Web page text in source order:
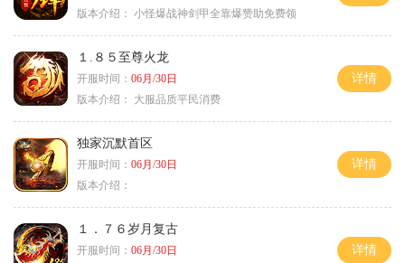
版本介绍： 小怪爆战神剑甲全靠爆赞助免费领
１.８５至尊火龙
开服时间： 06月/30日
版本介绍：
大服品质平民消费
详情
独家沉默首区
开服时间： 06月/30日
版本介绍：
详情
１．７６岁月复古
开服时间： 06月/30日
详情